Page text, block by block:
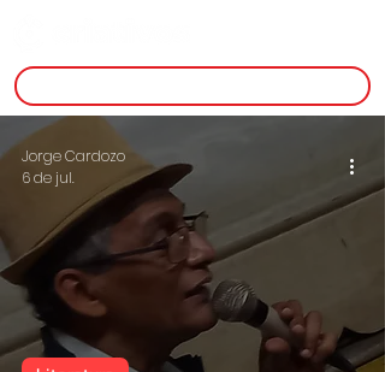
Jorge Cardozo
6 de jul.